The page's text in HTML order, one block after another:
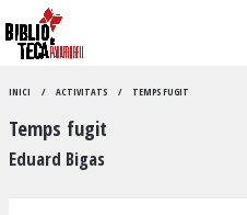
INICI ACTIVITATS TEMPS FUGIT
Temps fugit
Eduard Bigas